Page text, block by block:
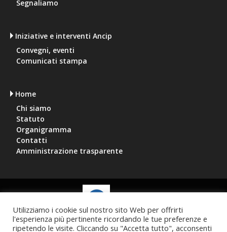
Segnaliamo
Iniziative e interventi Ancip
Convegni, eventi
Comunicati stampa
Home
Chi siamo
Statuto
Organigramma
Contatti
Amministrazione trasparente
Via Aterno, 6, 00198 Roma tel:06 4450059
Utilizziamo i cookie sul nostro sito Web per offrirti
l'esperienza più pertinente ricordando le tue preferenze e
ripetendo le visite. Cliccando su "Accetta tutto", acconsenti